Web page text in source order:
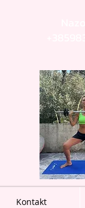
Kontakt